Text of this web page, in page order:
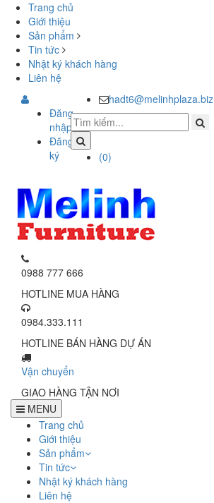
Trang chủ
Giới thiệu
Sản phẩm
Tin tức
Nhật ký khách hàng
Liên hệ
Đăng
nhập
Đăng
ký
hadt6@melinhplaza.biz
(0)
0988 777 666
HOTLINE MUA HÀNG
0984.333.111
HOTLINE BÁN HÀNG DỰ ÁN
Vận chuyển
GIAO HÀNG TẬN NƠI
MENU
Trang chủ
Giới thiệu
Sản phẩm
Tin tức
Nhật ký khách hàng
Liên hệ